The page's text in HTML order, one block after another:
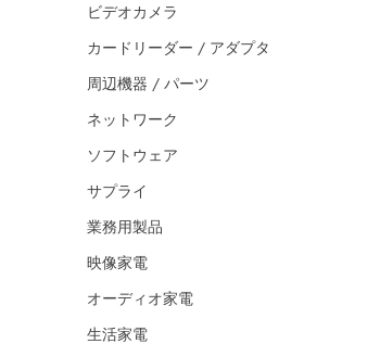
ビデオカメラ
カードリーダー / アダプタ
周辺機器 / パーツ
ネットワーク
ソフトウェア
サプライ
業務用製品
映像家電
オーディオ家電
生活家電